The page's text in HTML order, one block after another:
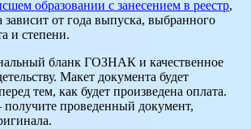
образовании с занесением в реестр,
зависит от года выпуска, выбранного
и степени.
бланк ГОЗНАК и качественное
Макет документа будет
тем, как будет произведена оплата.
проведенный документ,